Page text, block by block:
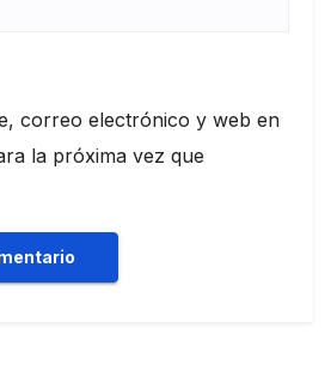
correo electrónico y web en
la próxima vez que